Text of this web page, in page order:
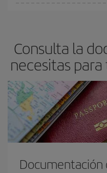
Consulta la
necesitas
Documentación